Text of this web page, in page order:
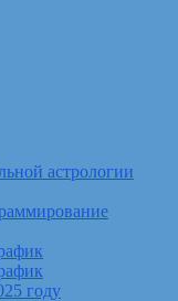
астрологии
году